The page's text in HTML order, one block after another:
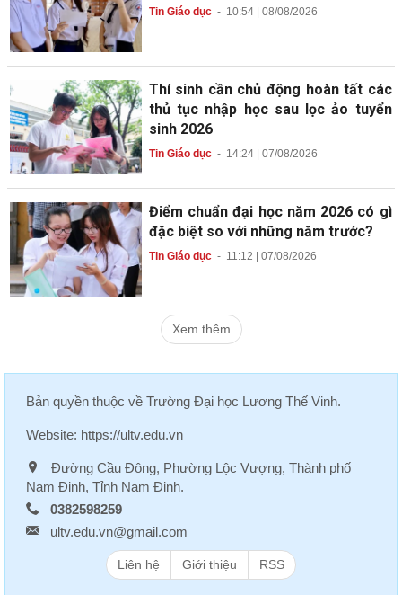
Tin Giáo dục- 10:54 | 08/08/2026
Thí sinh cần chủ động hoàn tất các
thủ tục nhập học sau lọc ảo tuyển
sinh 2026
Tin Giáo dục- 14:24 | 07/08/2026
Điểm chuẩn đại học năm 2026 có gì
đặc biệt so với những năm trước?
Tin Giáo dục- 11:12 | 07/08/2026
Xem thêm
Bản quyền thuộc về Trường Đại học Lương Thế Vinh.
Website: https://ultv.edu.vn
Đường Cầu Đông, Phường Lộc Vượng, Thành phố
Nam Định, Tỉnh Nam Định.
0382598259
ultv.edu.vn@gmail.com
Liên hệ Giới thiệu RSS